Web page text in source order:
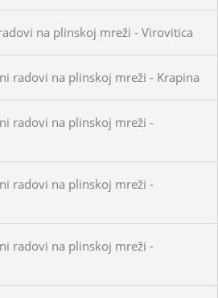
na plinskoj mreži - Virovitica
radovi na plinskoj mreži - Krapina
radovi na plinskoj mreži -
radovi na plinskoj mreži -
radovi na plinskoj mreži -